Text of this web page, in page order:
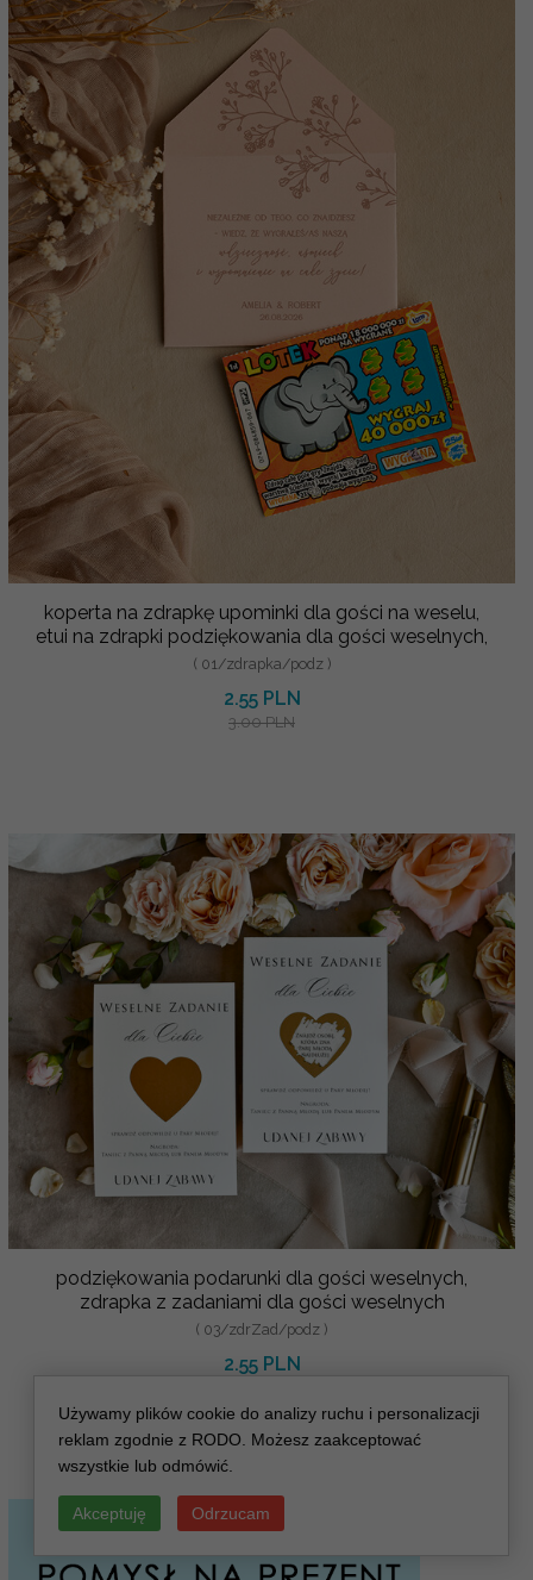
koperta na zdrapkę upominki dla gości na weselu,
etui na zdrapki podziękowania dla gości weselnych,
( 01/zdrapka/podz )
2.55 PLN
3.00 PLN
podziękowania podarunki dla gości weselnych,
zdrapka z zadaniami dla gości weselnych
( 03/zdrZad/podz )
2.55 PLN
Używamy plików cookie do analizy ruchu i personalizacji
reklam zgodnie z RODO. Możesz zaakceptować
wszystkie lub odmówić.
Akceptuję Odrzucam